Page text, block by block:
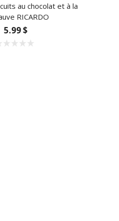
au chocolat et à la
RICARDO
5.99 $